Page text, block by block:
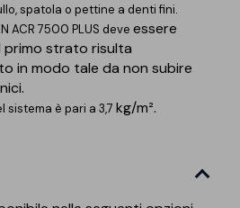
spatola o pettine a denti fini.
ACR 7500 PLUS deveessere
primo strato risulta
in modo tale da non subire
sistema è pari a 3,7 kg/m².